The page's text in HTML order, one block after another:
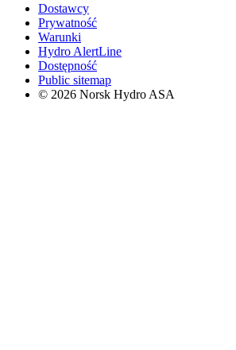
Dostawcy
Prywatność
Warunki
Hydro AlertLine
Dostępność
Public sitemap
© 2026 Norsk Hydro ASA